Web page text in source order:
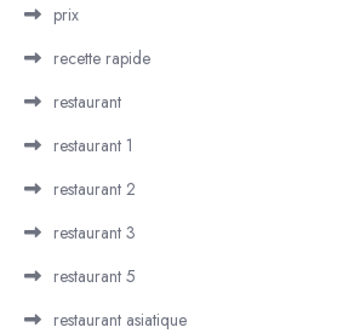
prix
recette rapide
restaurant
restaurant 1
restaurant 2
restaurant 3
restaurant 5
restaurant asiatique